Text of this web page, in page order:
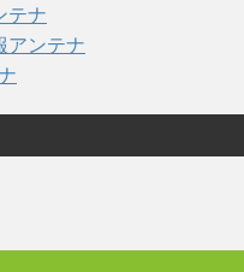
テナ
アンテナ